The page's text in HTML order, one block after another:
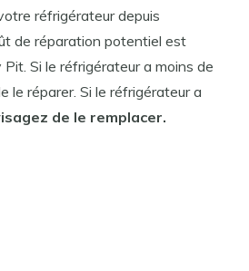
réfrigérateur depuis
de réparation potentiel est
Si le réfrigérateur a moins de
le réparer. Si le réfrigérateur a
de le remplacer.